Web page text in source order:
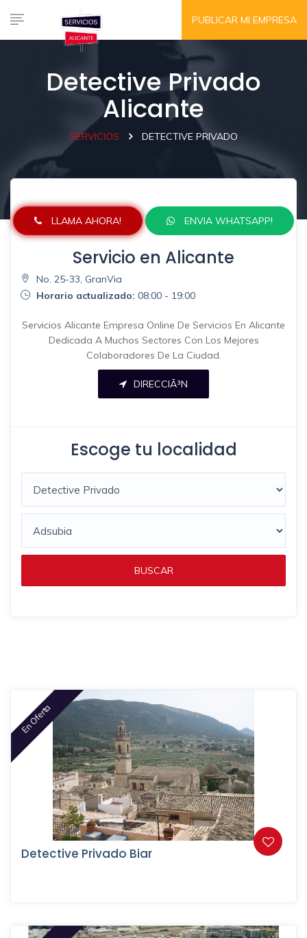
PUBLICAR MI EMPRESA
Detective Privado
Alicante
SERVICIOS DETECTIVE PRIVADO
LLAMA AHORA! ENVIA WHATSAPP!
Servicio en Alicante
No. 25-33, GranVia
Horario actualizado: 08:00 - 19:00
Servicios Alicante Empresa Online De Servicios En Alicante
Dedicada A Muchos Sectores Con Los Mejores
Colaboradores De La Ciudad.
DIRECCIÃ³N
Escoge tu localidad
BUSCAR
En Oferta
Detective Privado Biar